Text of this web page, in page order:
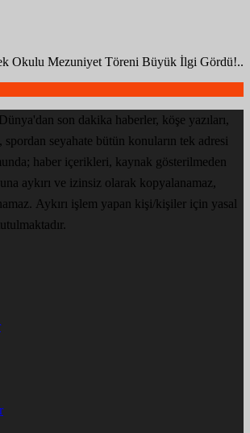
Okulu Mezuniyet Töreni Büyük İlgi Gördü!..
son dakika haberler, köşe yazıları,
spordan seyahate bütün konuların tek adresi
haber içerikleri, kaynak gösterilmeden
aykırı ve izinsiz olarak kopyalanamaz,
Aykırı işlem yapan kişi/kişiler için yasal